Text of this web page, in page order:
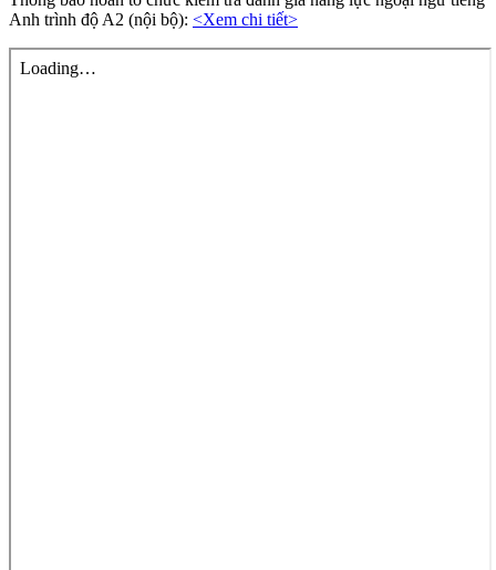
Anh trình độ A2 (nội bộ): <Xem chi tiết>